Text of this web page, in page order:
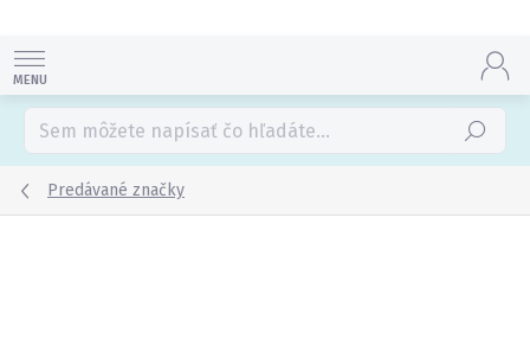
obsah
Hľadať
Predávané značky